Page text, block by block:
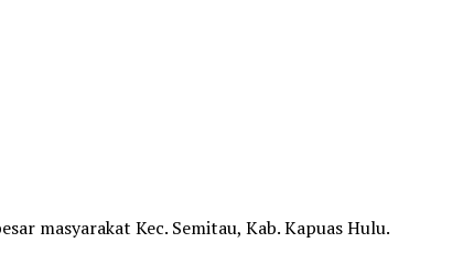
masyarakat Kec. Semitau, Kab. Kapuas Hulu.